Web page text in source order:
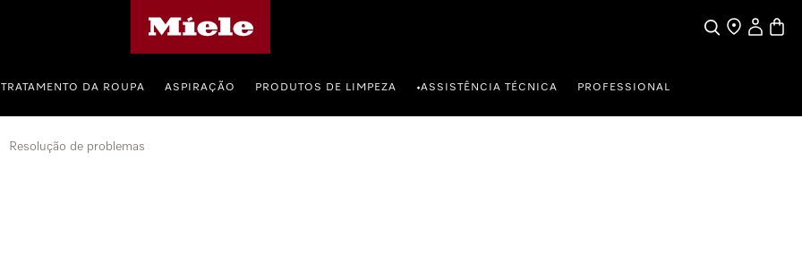
PesquisaEncontrar loja
A minha
TRATAMENTO DA ROUPA ASPIRAÇÃO PRODUTOS DE LIMPEZA •ASSISTÊNCIA TÉCNICA PROFESSIONAL
Resolução de problemas